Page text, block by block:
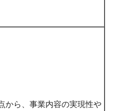
から、事業内容の実現性や